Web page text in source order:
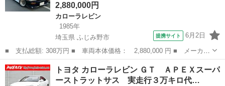
2,880,000円
カローラレビン
1985年
埼玉県 ふじみ野市
提携サイト 6月2日
■ 支払総額: 308万円 ■ 車両本体価格： 2,880,000 円 ■ メーカー
名： トヨタ ■ 車種名： カローラレビン ■ グレード名： ＧＴ
Ｖ 純正５速 車高調 社外マフラー 社外ステアリング ■ 排気
量： 16...
埼玉 ふじみ野市 カローラレビン
トヨタ カローラレビン ＧＴ ＡＰＥＸスーパ
ーストラットサス 実走行３万キロ代…